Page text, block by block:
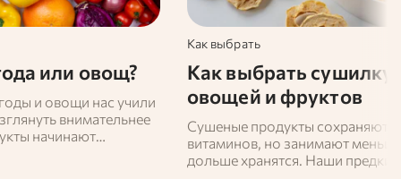
или овощ?
и овощи нас учили
внимательнее
начинают
Как выбрать
Как выбрать сушилку
овощей и фруктов
Сушеные продукты сохраняют
витаминов, но занимают
дольше хранятся. Наши предки